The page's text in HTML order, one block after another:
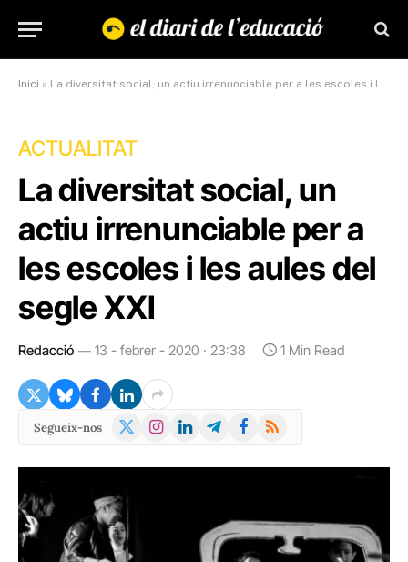
Inici » La diversitat social, un actiu irrenunciable per a les escoles i les aules del segle XXI
ACTUALITAT
La diversitat social, un
actiu irrenunciable per a
les escoles i les aules del
segle XXI
Redacció 13 - febrer - 2020 · 23:38 1 Min Read
Segueix-nos
X
Instagram
LinkedInTelegramFacebook
RSS